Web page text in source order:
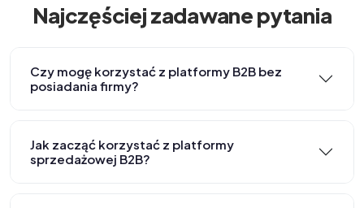
Najczęściej zadawane pytania
Czy mogę korzystać z platformy B2B bez
posiadania firmy?
Jak zacząć korzystać z platformy
sprzedażowej B2B?